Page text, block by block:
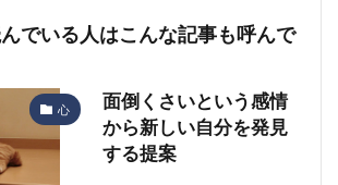
でいる人はこんな記事も呼んで
心
面倒くさいという感情
から新しい自分を発見
する提案